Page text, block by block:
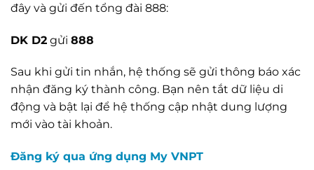
đây và gửi đến tổng đài 888:
DK D2 gửi 888
Sau khi gửi tin nhắn, hệ thống sẽ gửi thông báo xác
nhận đăng ký thành công. Bạn nên tắt dữ liệu di
động và bật lại để hệ thống cập nhật dung lượng
mới vào tài khoản.
Đăng ký qua ứng dụng My VNPT